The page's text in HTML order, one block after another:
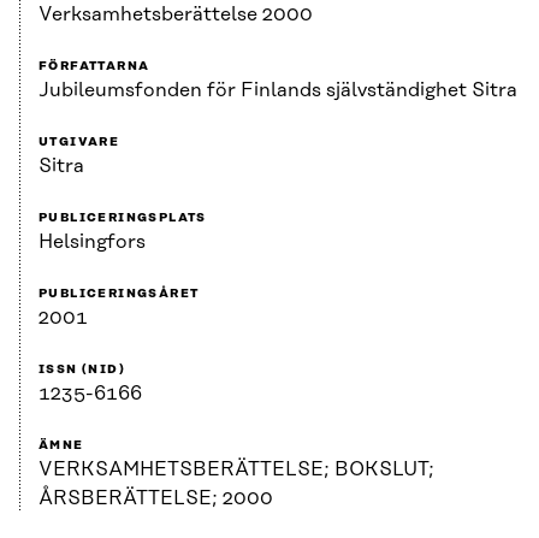
Verksamhets­berättelse 2000
FÖRFATTARNA
Jubileumsfonden för Finlands självständighet Sitra
UTGIVARE
Sitra
PUBLICERINGSPLATS
Helsingfors
PUBLICERINGSÅRET
2001
ISSN (NID)
1235-6166
ÄMNE
VERKSAMHETSBERÄTTELSE; BOKSLUT;
ÅRSBERÄTTELSE; 2000